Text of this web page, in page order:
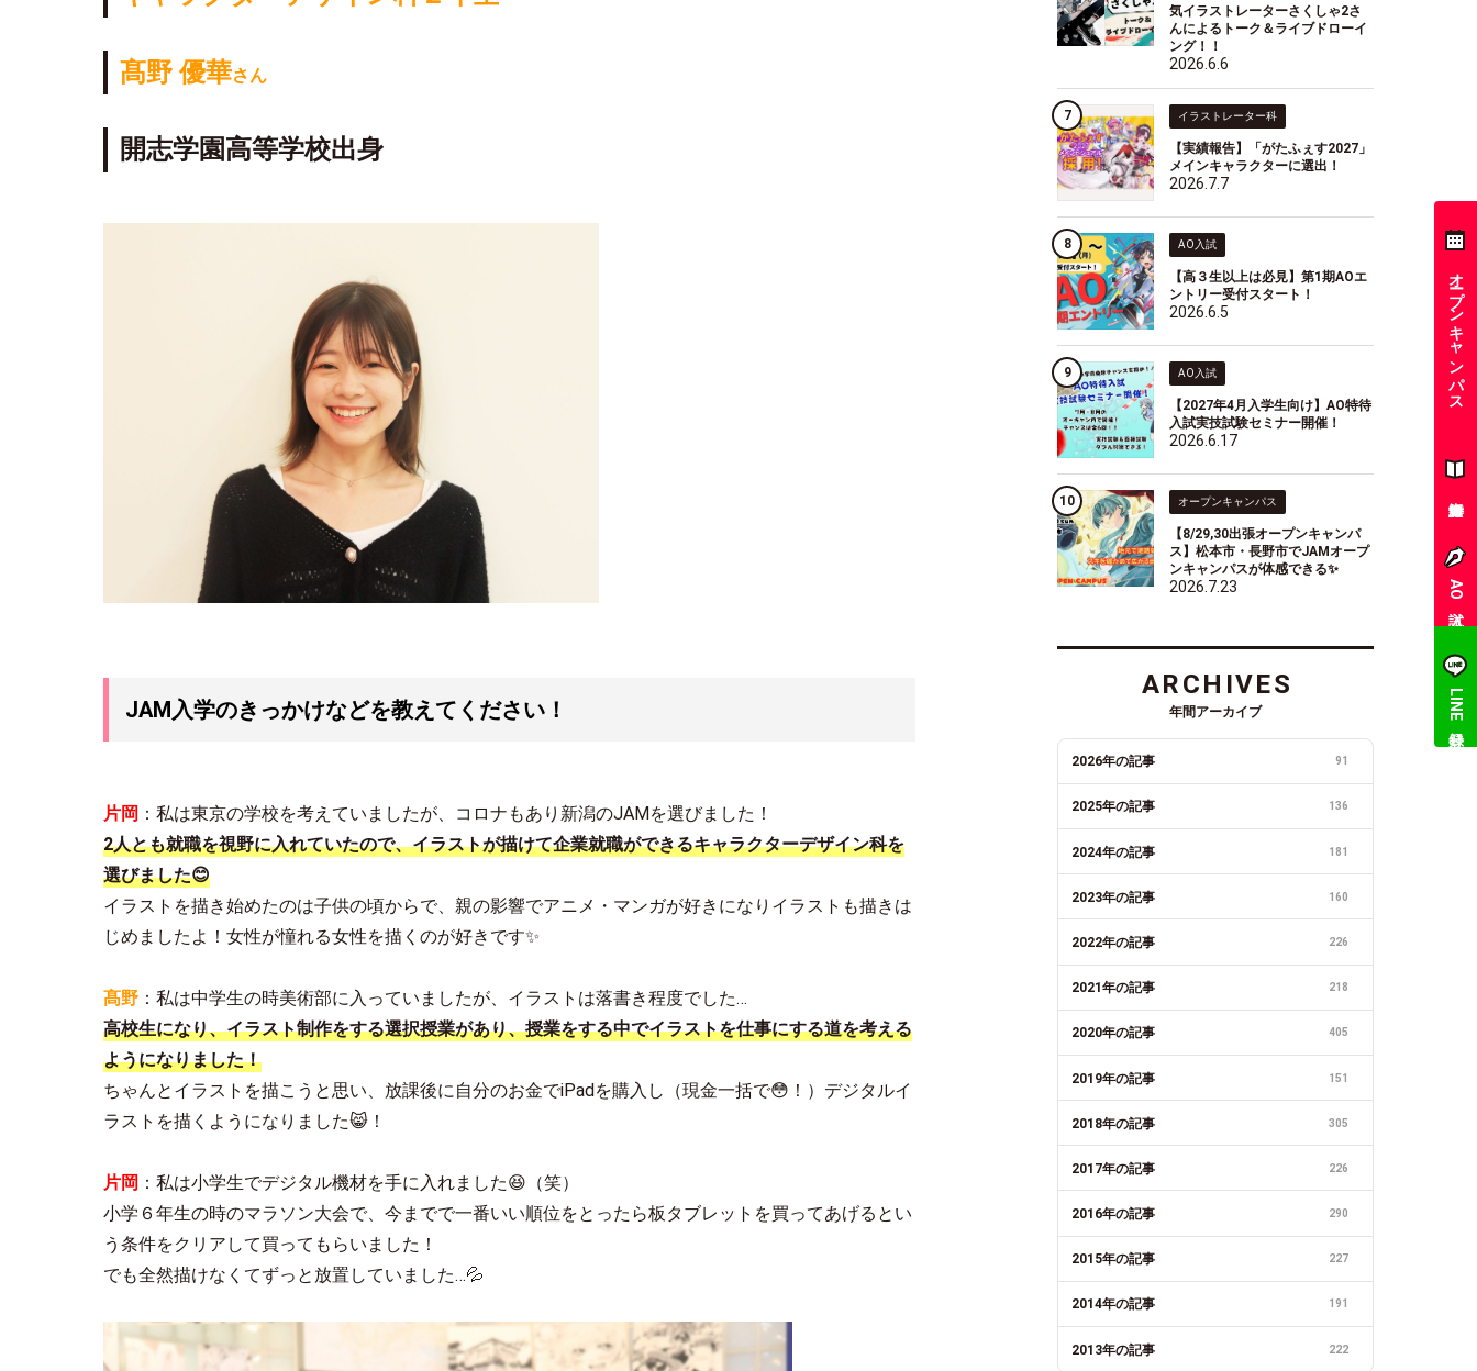
髙野 優華さん
開志学園高等学校出身
JAM入学のきっかけなどを教えてください！
片岡 ：私は東京の学校を考えていましたが、コロナもあり新潟のJAMを選びました！
2人とも就職を視野に入れていたので、イラストが描けて企業就職ができるキャラクターデザイン科を
選びました😊
イラストを描き始めたのは子供の頃からで、親の影響でアニメ・マンガが好きになりイラストも描きは
じめましたよ！女性が憧れる女性を描くのが好きです✨
髙野：私は中学生の時美術部に入っていましたが、イラストは落書き程度でした…
高校生になり、イラスト制作をする選択授業があり、授業をする中でイラストを仕事にする道を考える
ようになりました！
ちゃんとイラストを描こうと思い、放課後に自分のお金でiPadを購入し（現金一括で😳！）デジタルイ
ラストを描くようになりました😸！
片岡 ：私は小学生でデジタル機材を手に入れました😆（笑）
小学６年生の時のマラソン大会で、今までで一番いい順位をとったら板タブレットを買ってあげるとい
う条件をクリアして買ってもらいました！
でも全然描けなくてずっと放置していました…💦
気イラストレーターさくしゃ2さ
んによるトーク＆ライブドローイ
ング！！
2026.6.6
イラストレーター科
【実績報告】「がたふぇす2027」
メインキャラクターに選出！
2026.7.7
AO入試
【高３生以上は必見】第1期AOエ
ントリー受付スタート！
2026.6.5
AO入試
【2027年4月入学生向け】AO特待
入試実技試験セミナー開催！
2026.6.17
オープンキャンパス
【8/29,30出張オープンキャンパ
ス】松本市・長野市でJAMオープ
ンキャンパスが体感できる✨
2026.7.23
ARCHIVES
年間アーカイブ
2026年の記事 91
2025年の記事 136
2024年の記事 181
2023年の記事 160
2022年の記事 226
2021年の記事 218
2020年の記事 405
2019年の記事 151
2018年の記事 305
2017年の記事 226
2016年の記事 290
2015年の記事 227
2014年の記事 191
2013年の記事 222
オープンキャンパス
AO入試
LINE登録